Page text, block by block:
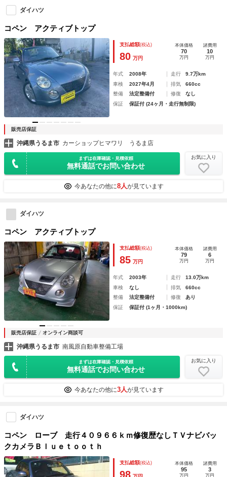
ダイハツ
コペン アクティブトップ
支払総額(税込)
80 万円
本体価格
70
万円
諸費用
10
万円
年式 2008年 走行
9.7万km
車検
2027年4月 排気
660cc
整備
法定整備付 修復
なし
保証
保証付 (24ヶ月・走行無制限)
販売店保証
沖縄県うるま市 カーショップヒマワリ うるま店
まずは在庫確認・見積依頼
無料通話でお問い合わせ
お気に入り
今あなたの他に8人が見ています
ダイハツ
コペン アクティブトップ
支払総額(税込)
85 万円
本体価格
79
万円
諸費用
6
万円
年式 2003年 走行
13.0万km
車検
なし 排気
660cc
整備
法定整備付 修復
あり
保証
保証付 (1ヶ月・1000km)
販売店保証 オンライン商談可
沖縄県うるま市 南風原自動車整備工場
まずは在庫確認・見積依頼
無料通話でお問い合わせ
お気に入り
今あなたの他に3人が見ています
ダイハツ
コペン ローブ 走行４０９６６ｋｍ修復歴なしＴＶナビバッ
クカメラＢｌｕｅｔｏｏｔｈ
支払総額(税込)
98
本体価格
95
万円
諸費用
3
万円